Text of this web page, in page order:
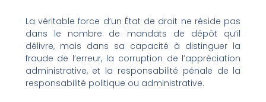
La véritable force d’un État de droit ne réside pas
dans le nombre de mandats de dépôt qu’il
délivre, mais dans sa capacité à distinguer la
fraude de l’erreur, la corruption de l’appréciation
administrative, et la responsabilité pénale de la
responsabilité politique ou administrative.